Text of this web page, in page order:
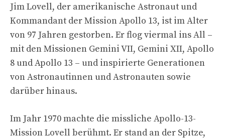
Jim Lovell, der amerikanische Astronaut und
Kommandant der Mission Apollo 13, ist im Alter
von 97 Jahren gestorben. Er flog viermal ins All –
mit den Missionen Gemini VII, Gemini XII, Apollo
8 und Apollo 13 – und inspirierte Generationen
von Astronautinnen und Astronauten sowie
darüber hinaus.
Im Jahr 1970 machte die missliche Apollo-13-
Mission Lovell berühmt. Er stand an der Spitze,